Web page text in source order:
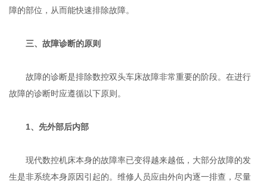
障的部位，从而能快速排除故障。
三、故障诊断的原则
故障的诊断是排除数控双头车床故障非常重要的阶段。在进行
故障的诊断时应遵循以下原则。
1、先外部后内部
现代数控机床本身的故障率已变得越来越低，大部分故障的发
生是非系统本身原因引起的。维修人员应由外向内逐一排查，尽量